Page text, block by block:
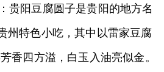
贵阳豆腐圆子是贵阳的地方名
州特色小吃，其中以雷家豆腐
香四方溢，白玉入油亮似金。